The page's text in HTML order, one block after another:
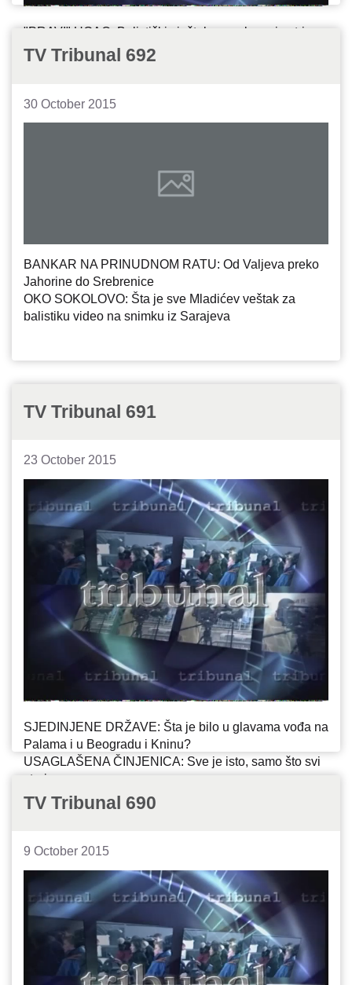
"PRAVI" UGAO: Balistički vještak u unakrsnoj vatri
POLUGODIŠTE: Popravljanje ocjena pred zimski
TV Tribunal 692
30 October 2015
BANKAR NA PRINUDNOM RATU: Od Valjeva preko
Jahorine do Srebrenice
OKO SOKOLOVO: Šta je sve Mladićev veštak za
balistiku video na snimku iz Sarajeva
TV Tribunal 691
23 October 2015
SJEDINJENE DRŽAVE: Šta je bilo u glavama vođa na
Palama i u Beogradu i Kninu?
USAGLAŠENA ČINJENICA: Sve je isto, samo što svi
starimo
ROK TRAJANJA: Kako se ostvarilo alarmantno
upozorenje sudije Žorde iz 2001. godine
TV Tribunal 690
9 October 2015